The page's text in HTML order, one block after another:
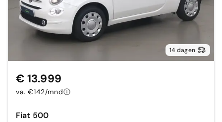
14 dagen
Fiat 500
€ 13.999
va. €142/mnd